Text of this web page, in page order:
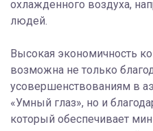
охлажденного воздуха,
людей.
Высокая экономичность
возможна не только
усовершенствованиям в
«Умный глаз», но и
который обеспечивает